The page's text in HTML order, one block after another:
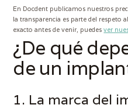
En Docdent publicamos nuestros
la transparencia es parte del respeto
exacto antes de venir, puedesver
¿De qué
de un
1. La marca del